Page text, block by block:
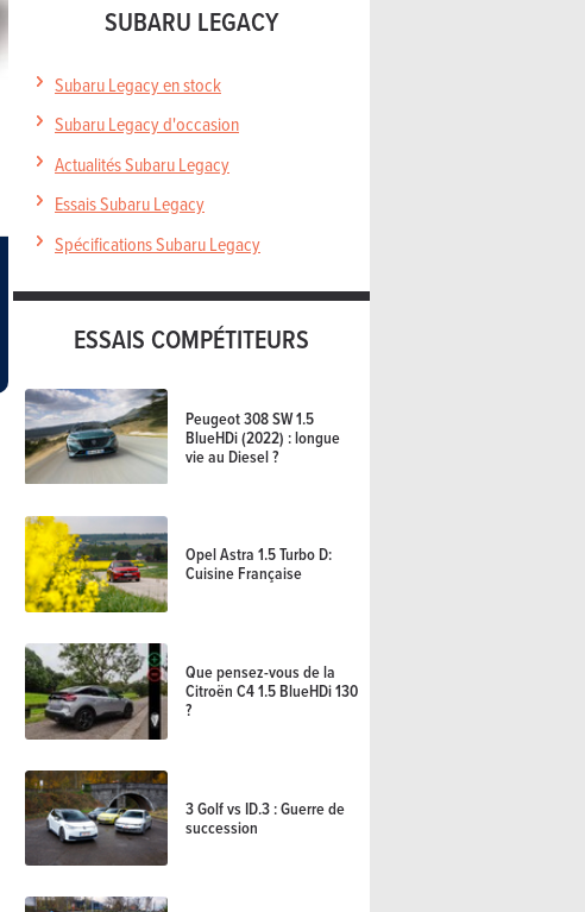
SUBARU LEGACY
Subaru Legacy en stock
Subaru Legacy d'occasion
Actualités Subaru Legacy
Essais Subaru Legacy
Spécifications Subaru Legacy
ESSAIS COMPÉTITEURS
Peugeot 308 SW 1.5
BlueHDi (2022) : longue
vie au Diesel ?
Opel Astra 1.5 Turbo D:
Cuisine Française
Que pensez-vous de la
Citroën C4 1.5 BlueHDi 130
?
3 Golf vs ID.3 : Guerre de
succession